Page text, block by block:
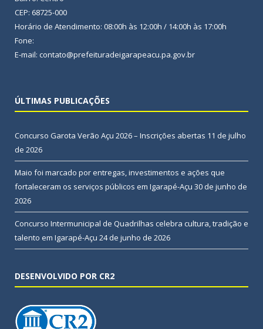
CEP: 68725-000
Horário de Atendimento: 08:00h às 12:00h / 14:00h às 17:00h
Fone:
E-mail: contato@prefeituradeigarapeacu.pa.gov.br
ÚLTIMAS PUBLICAÇÕES
Concurso Garota Verão Açu 2026 – Inscrições abertas 11 de julho
de 2026
Maio foi marcado por entregas, investimentos e ações que
fortaleceram os serviços públicos em Igarapé-Açu 30 de junho de
2026
Concurso Intermunicipal de Quadrilhas celebra cultura, tradição e
talento em Igarapé-Açu 24 de junho de 2026
DESENVOLVIDO POR CR2